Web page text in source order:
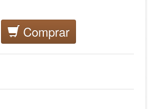
Comprar